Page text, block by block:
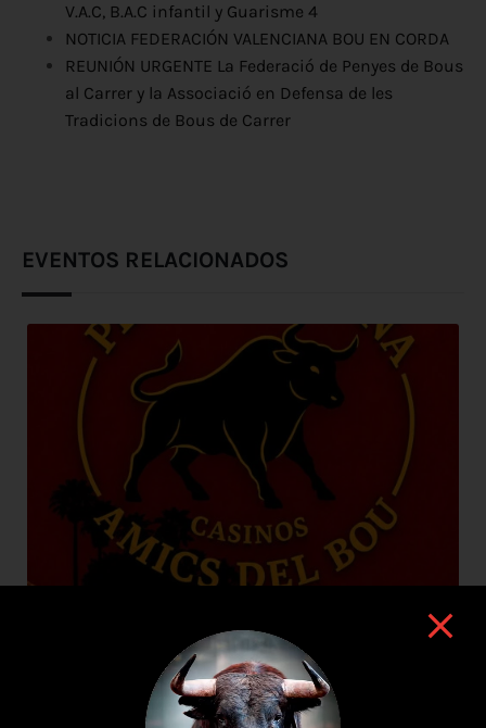
V.A.C, B.A.C infantil y Guarisme 4
NOTICIA FEDERACIÓN VALENCIANA BOU EN CORDA
REUNIÓN URGENTE La Federació de Penyes de Bous
al Carrer y la Associació en Defensa de les
Tradicions de Bous de Carrer
EVENTOS RELACIONADOS